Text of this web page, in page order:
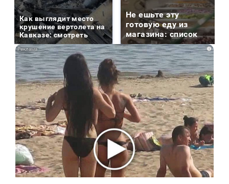
Как выглядит место
крушение вертолета на
Кавказе: смотреть
Не ешьте эту
готовую еду из
магазина: список
i